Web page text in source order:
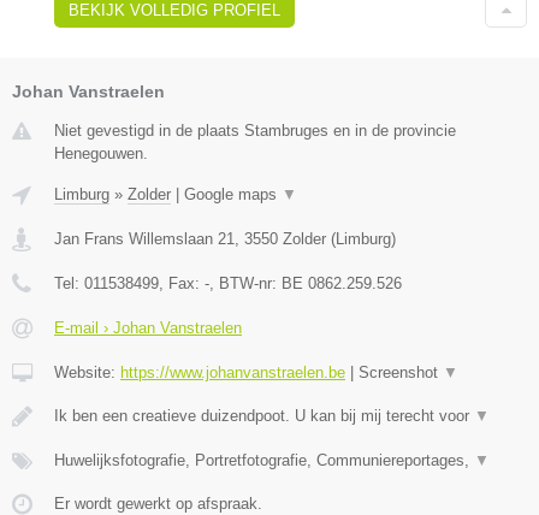
BEKIJK VOLLEDIG PROFIEL
Johan Vanstraelen
Niet gevestigd in de plaats Stambruges en in de provincie
Henegouwen.
Limburg » Zolder Google maps ▼
Jan Frans Willemslaan 21, 3550 Zolder (Limburg)
Tel: 011538499, Fax: -, BTW-nr: BE 0862.259.526
E-mail › Johan Vanstraelen
Website: https://www.johanvanstraelen.be Screenshot ▼
Ik ben een creatieve duizendpoot. U kan bij mij terecht voor ▼
Huwelijksfotografie, Portretfotografie, Communiereportages, ▼
Er wordt gewerkt op afspraak.